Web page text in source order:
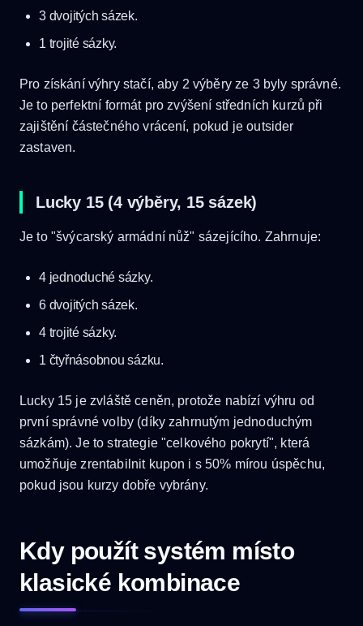
3 dvojitých sázek.
1 trojité sázky.
Pro získání výhry stačí, aby 2 výběry ze 3 byly správné.
Je to perfektní formát pro zvýšení středních kurzů při
zajištění částečného vrácení, pokud je outsider
zastaven.
Lucky 15 (4 výběry, 15 sázek)
Je to "švýcarský armádní nůž" sázejícího. Zahrnuje:
4 jednoduché sázky.
6 dvojitých sázek.
4 trojité sázky.
1 čtyřnásobnou sázku.
Lucky 15 je zvláště ceněn, protože nabízí výhru od
první správné volby (díky zahrnutým jednoduchým
sázkám). Je to strategie "celkového pokrytí", která
umožňuje zrentabilnit kupon i s 50% mírou úspěchu,
pokud jsou kurzy dobře vybrány.
Kdy použít systém místo
klasické kombinace